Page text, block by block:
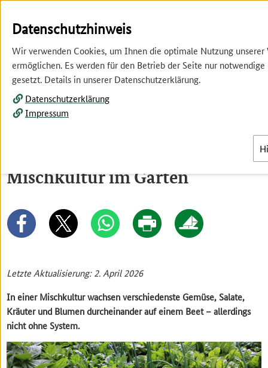
Springe
Hauptnavigation
Springe
Inhalt
Mischkultur im Garten
Letzte Aktualisierung: 2. April 2026
In einer Mischkultur wachsen verschiedenste Gemüse, Salate,
Kräuter und Blumen durcheinander auf einem Beet – allerdings
nicht ohne System.
Datenschutzhinweis
Wir verwenden Cookies, um Ihnen die optimale Nutzung unserer
ermöglichen. Es werden für den Betrieb der Seite nur notwendige
gesetzt. Details in unserer Datenschutzerklärung.
Datenschutzerklärung
Impressum